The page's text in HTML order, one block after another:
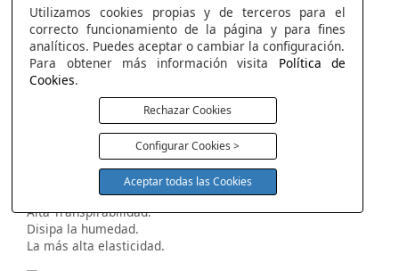
Alta transpirabilidad.
Gran elasticidad.
Alta resiliencia.
Estabilidad.
Visco Reset Air
Máxima Frescura con la más alta elasticidad.
Máximo termo regulador.
Máxima frescura.
Alta Transpirabilidad.
Disipa la humedad.
La más alta elasticidad.
Utilizamos cookies propias y de terceros para el
correcto funcionamiento de la página y para fines
analíticos. Puedes aceptar o cambiar la configuración.
Para obtener más información visita Política de
Cookies.
Rechazar Cookies
Configurar Cookies >
Aceptar todas las Cookies